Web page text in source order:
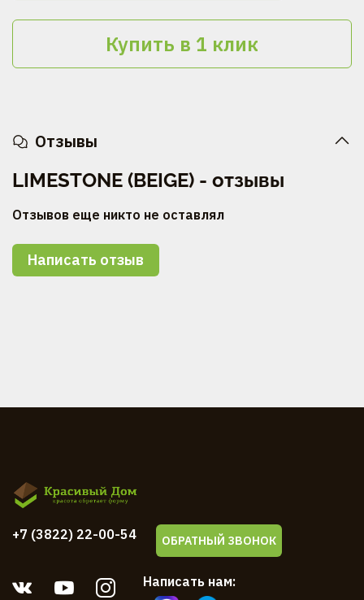
Купить в 1 клик
Отзывы
LIMESTONE (BEIGE) - отзывы
Отзывов еще никто не оставлял
Написать отзыв
Написать нам:
+7 (3822) 22-00-54 ОБРАТНЫЙ ЗВОНОК